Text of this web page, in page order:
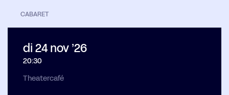
CABARET
di 24 nov ’26
20:30
Theatercafé